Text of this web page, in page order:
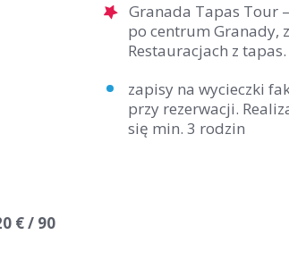
€ / 90
Granada Tapas Tour
po centrum Granady,
Restauracjach z
zapisy na wycieczki
przy rezerwacji.
się min. 3 rodzin